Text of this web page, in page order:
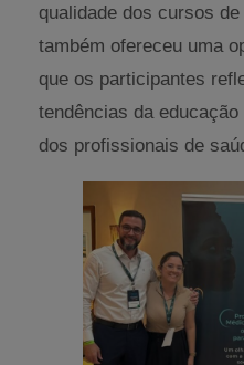
qualidade dos cursos
também ofereceu uma
que os participantes
tendências da
dos profissionais de